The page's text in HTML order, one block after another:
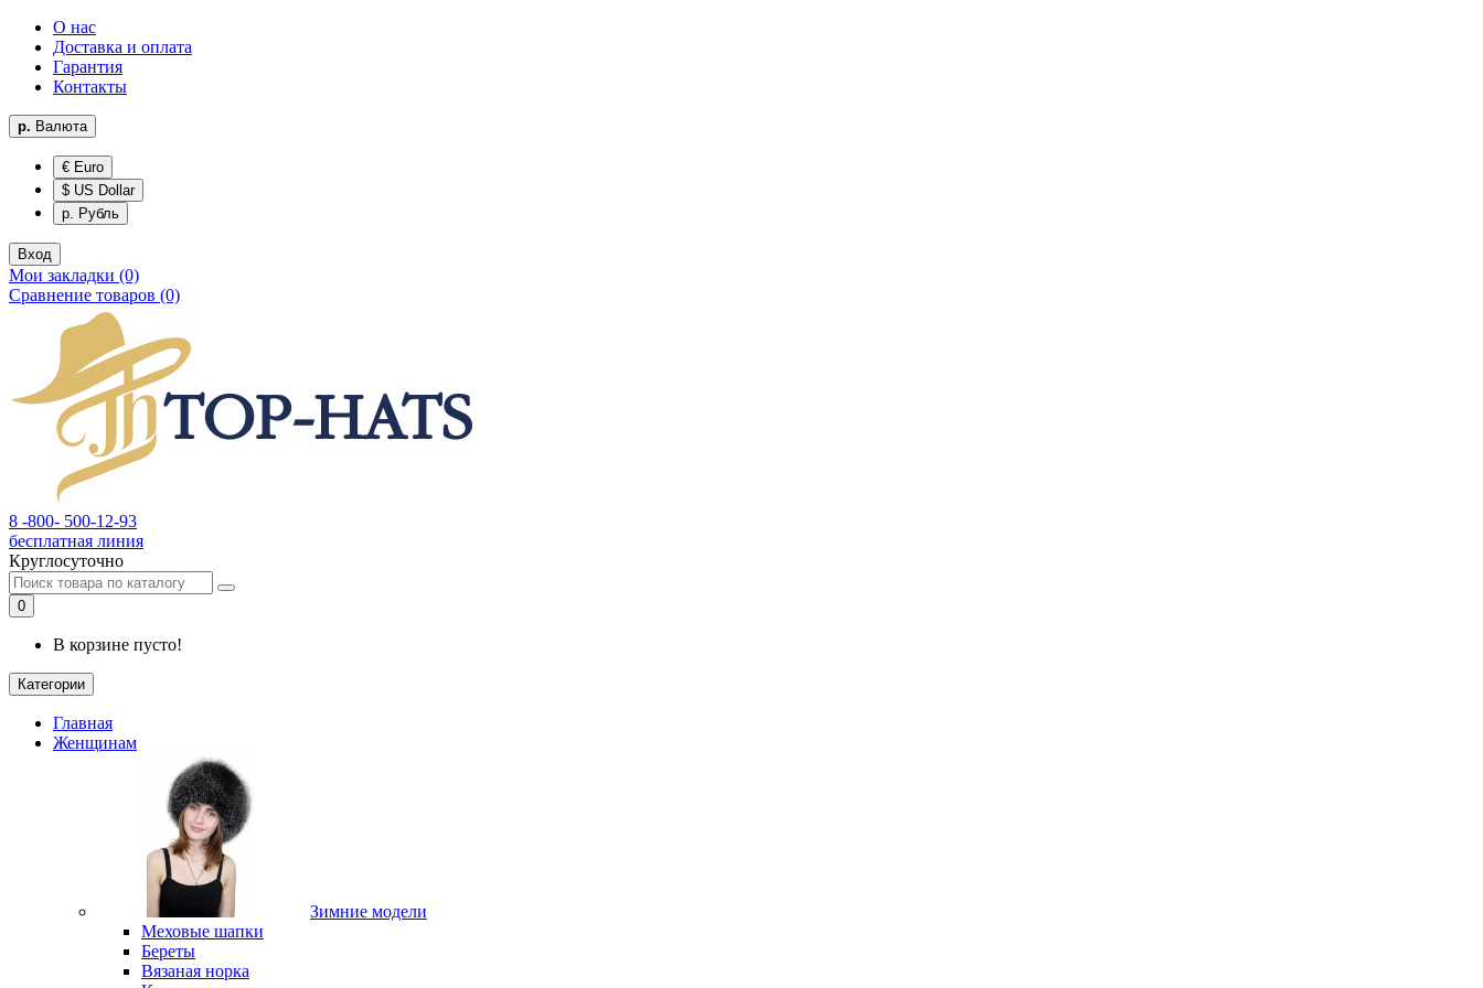
О нас
Доставка и оплата
Гарантия
Контакты
р. Валюта
€ Euro
$ US Dollar
р. Рубль
Вход
Мои закладки (0)
Сравнение товаров (0)
8 -800- 500-12-93
бесплатная линия
Круглосуточно
0
В корзине пусто!
Категории
Главная
Женщинам
Зимние модели
Меховые шапки
Береты
Вязаная норка